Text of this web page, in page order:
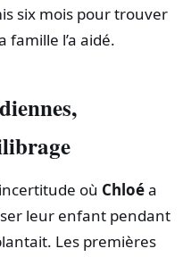
six mois pour trouver
l’a aidé.
où Chloéa
leur enfant pendant
Les premières